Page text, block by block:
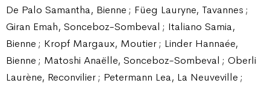
De Palo Samantha, Bienne ; Füeg Lauryne, Tavannes ;
Giran Emah, Sonceboz-Sombeval ; Italiano Samia,
Bienne ; Kropf Margaux, Moutier ; Linder Hannaée,
Bienne ; Matoshi Anaëlle, Sonceboz-Sombeval ; Oberli
Laurène, Reconvilier ; Petermann Lea, La Neuveville ;